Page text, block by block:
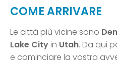
COME ARRIVARE
Le città più vicine sono
Lake Cityin Utah. Da qui
e cominciare la vostra